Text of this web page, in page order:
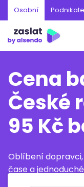
Osobní
Cena
České
95 Kč
Oblíbení
čase a